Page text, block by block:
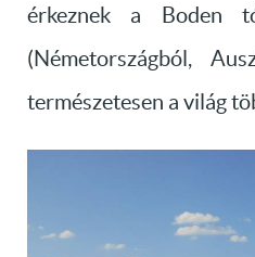
érkeznek a Boden
(Németországból,
természetesen a világ